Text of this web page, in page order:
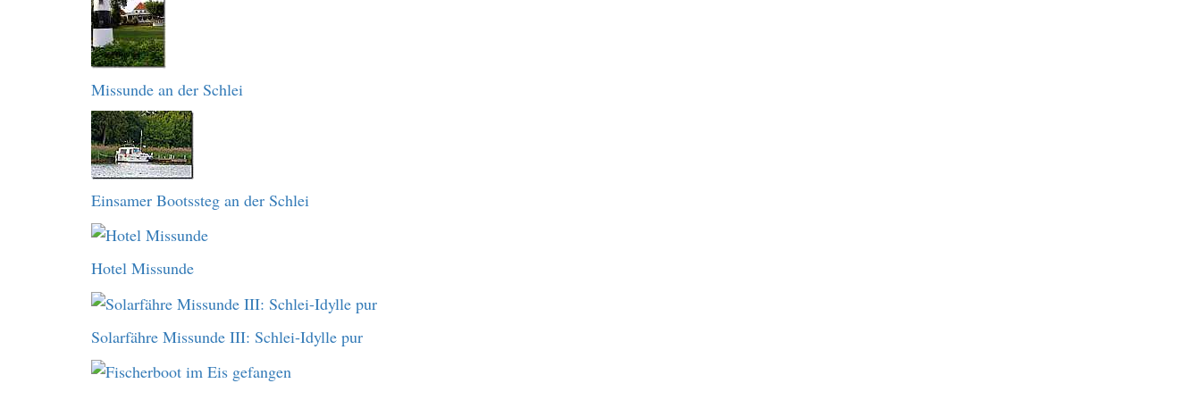
Missunde an der Schlei
Einsamer Bootssteg an der Schlei
Hotel Missunde
Solarfähre Missunde III: Schlei-Idylle pur